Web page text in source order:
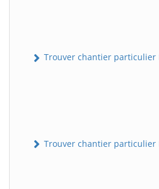
Trouver chantier particulier
Trouver chantier particulier